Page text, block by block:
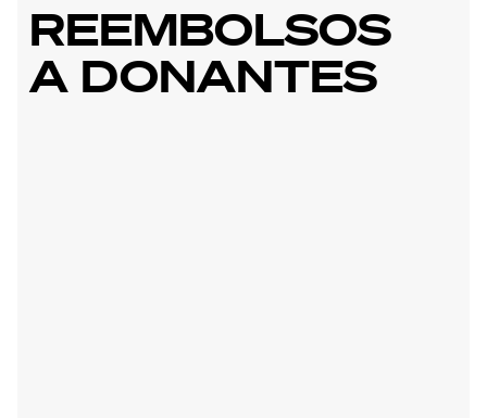
REEMBOLSOS
A DONANTES